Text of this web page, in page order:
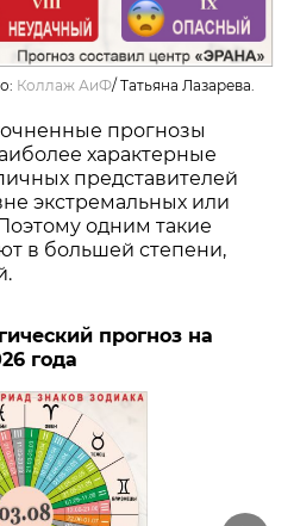
Коллаж АиФ/Татьяна Лазарева.
прогнозы
характерные
представителей
экстремальных или
одним такие
в большей степени,
прогноз на
года